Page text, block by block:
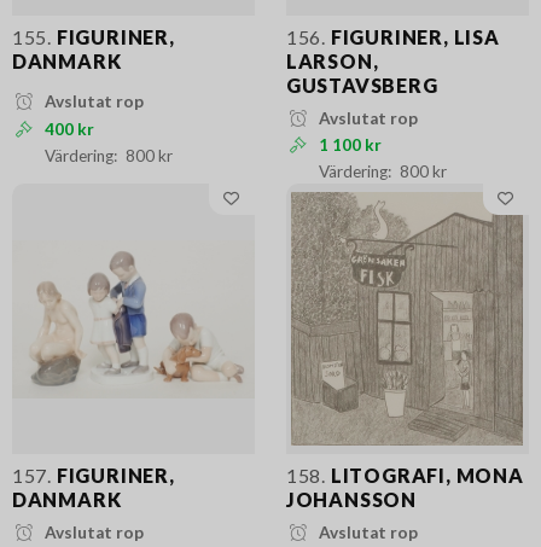
155. FIGURINER,
DANMARK
Avslutat rop
400 kr
800 kr
156. FIGURINER, LISA
LARSON,
GUSTAVSBERG
Avslutat rop
1 100 kr
800 kr
157. FIGURINER,
DANMARK
Avslutat rop
158. LITOGRAFI, MONA
JOHANSSON
Avslutat rop